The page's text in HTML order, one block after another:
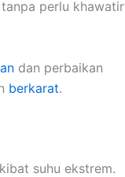
perlu khawatir
dan perbaikan
berkarat.
suhu ekstrem.